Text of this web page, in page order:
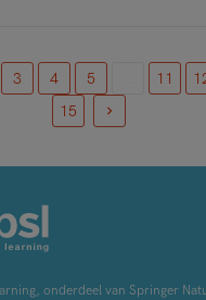
3 4 5 11
15
onderdeel van Springer